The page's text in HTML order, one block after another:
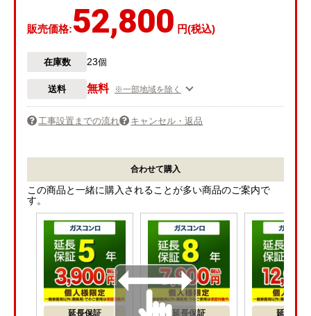
販売価格:52,800 円(税込)
在庫数 23個
送料 無料 ※一部地域を除く
工事設置までの流れ キャンセル・返品
合わせて購入
この商品と一緒に購入されることが多い商品のご案内で
す。
延長保証
延長保証
延長保証